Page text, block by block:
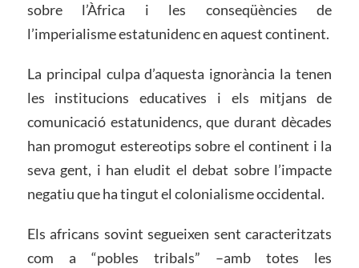
sobre l’Àfrica i les conseqüències de
l’imperialisme estatunidenc en aquest continent.
La principal culpa d’aquesta ignorància la tenen
les institucions educatives i els mitjans de
comunicació estatunidencs, que durant dècades
han promogut estereotips sobre el continent i la
seva gent, i han eludit el debat sobre l’impacte
negatiu que ha tingut el colonialisme occidental.
Els africans sovint segueixen sent caracteritzats
com a “pobles tribals” –amb totes les